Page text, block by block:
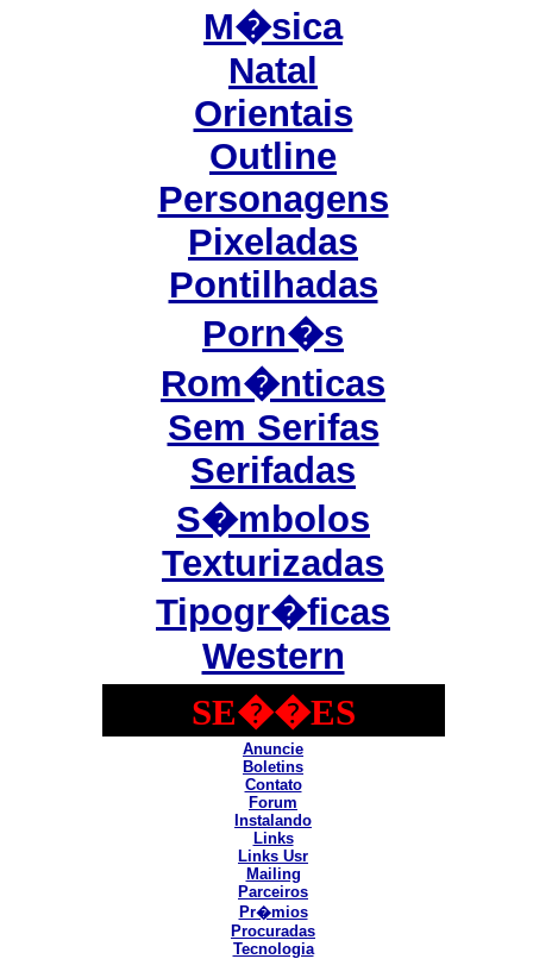
M�sica
Natal
Orientais
Outline
Personagens
Pixeladas
Pontilhadas
Porn�s
Rom�nticas
Sem Serifas
Serifadas
S�mbolos
Texturizadas
Tipogr�ficas
Western
SE��ES
Anuncie
Boletins
Contato
Forum
Instalando
Links
Links Usr
Mailing
Parceiros
Pr�mios
Procuradas
Tecnologia